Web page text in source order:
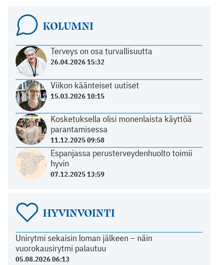
KOLUMNI
Terveys on osa turvallisuutta
26.04.2026 15:32
Viikon käänteiset uutiset
15.03.2026 10:15
Kosketuksella olisi monenlaista käyttöä
parantamisessa
11.12.2025 09:58
Espanjassa perusterveydenhuolto toimii
hyvin
07.12.2025 13:59
HYVINVOINTI
Unirytmi sekaisin loman jälkeen – näin
vuorokausirytmi palautuu
05.08.2026 06:13